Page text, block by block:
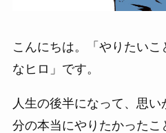
こんにちは。「やりたいこ
なヒロ」です。
人生の後半になって、思
分の本当にやりたかったこ